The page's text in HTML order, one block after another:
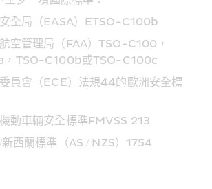
全局（EASA）ETSO-C100b
空管理局（FAA）TSO-C100，
，TSO-C100b或TSO-C100c
員會（ECE）法規44的歐洲安全標
動車輛安全標準FMVSS 213
西蘭標準（AS / NZS）1754